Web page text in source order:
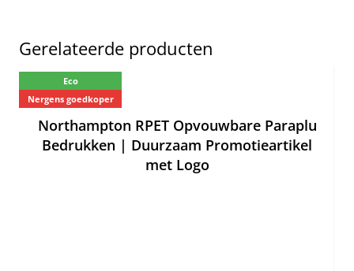
Gerelateerde producten
Eco
Nergens goedkoper
Northampton RPET Opvouwbare Paraplu
Bedrukken | Duurzaam Promotieartikel
met Logo